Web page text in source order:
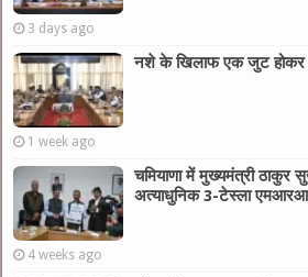
3 days ago
नशे के खिलाफ एक जुट होकर
1 week ago
चमियाणा में मुख्यमंत्री ठाकुर
अत्याधुनिक 3-टेस्ला
4 weeks ago